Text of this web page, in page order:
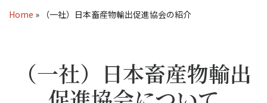
Home » （一社）日本畜産物輸出促進協会の紹介
（一社）日本畜産物輸出